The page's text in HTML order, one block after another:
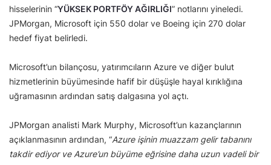
hisselerinin “YÜKSEK PORTFÖY AĞIRLIĞI” notlarını yineledi.
JPMorgan, Microsoft için 550 dolar ve Boeing için 270 dolar
hedef fiyat belirledi.
Microsoft’un bilançosu, yatırımcıların Azure ve diğer bulut
hizmetlerinin büyümesinde hafif bir düşüşle hayal kırıklığına
uğramasının ardından satış dalgasına yol açtı.
JPMorgan analisti Mark Murphy, Microsoft’un kazançlarının
açıklanmasının ardından, “Azure işinin muazzam gelir tabanını
takdir ediyor ve Azure’un büyüme eğrisine daha uzun vadeli bir